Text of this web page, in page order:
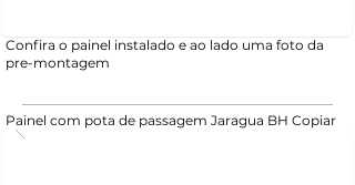
Confira o painel instalado e ao lado uma foto da
pre-montagem
Painel com pota de passagem Jaragua BH Copiar